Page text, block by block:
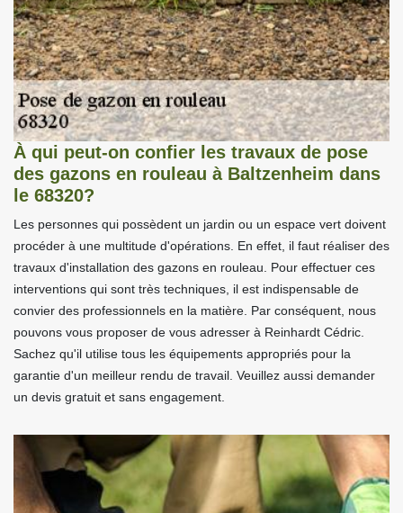
À qui peut-on confier les travaux de pose
des gazons en rouleau à Baltzenheim dans
le 68320?
Les personnes qui possèdent un jardin ou un espace vert doivent
procéder à une multitude d'opérations. En effet, il faut réaliser des
travaux d'installation des gazons en rouleau. Pour effectuer ces
interventions qui sont très techniques, il est indispensable de
convier des professionnels en la matière. Par conséquent, nous
pouvons vous proposer de vous adresser à Reinhardt Cédric.
Sachez qu'il utilise tous les équipements appropriés pour la
garantie d'un meilleur rendu de travail. Veuillez aussi demander
un devis gratuit et sans engagement.